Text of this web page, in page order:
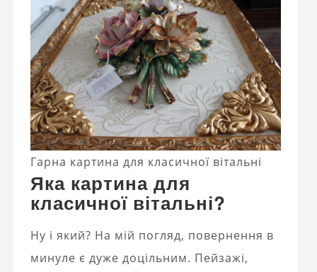
Гарна картина для класичної вітальні
Яка картина для
класичної вітальні?
Ну і який? На мій погляд, повернення в
минуле є дуже доцільним. Пейзажі,